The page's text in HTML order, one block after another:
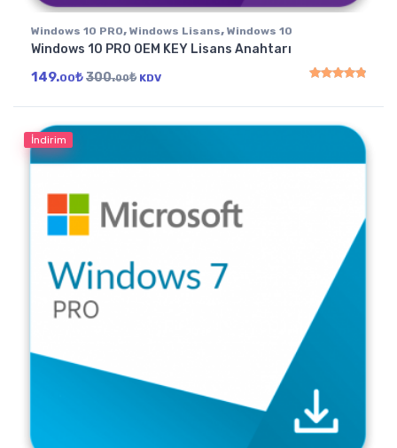
Windows 10 PRO, Windows Lisans, Windows 10
Windows 10 PRO OEM KEY Lisans Anahtarı
149.00₺300.00₺ KDV
İndirim